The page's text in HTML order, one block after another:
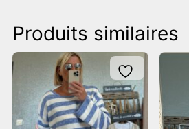
Produits similaires